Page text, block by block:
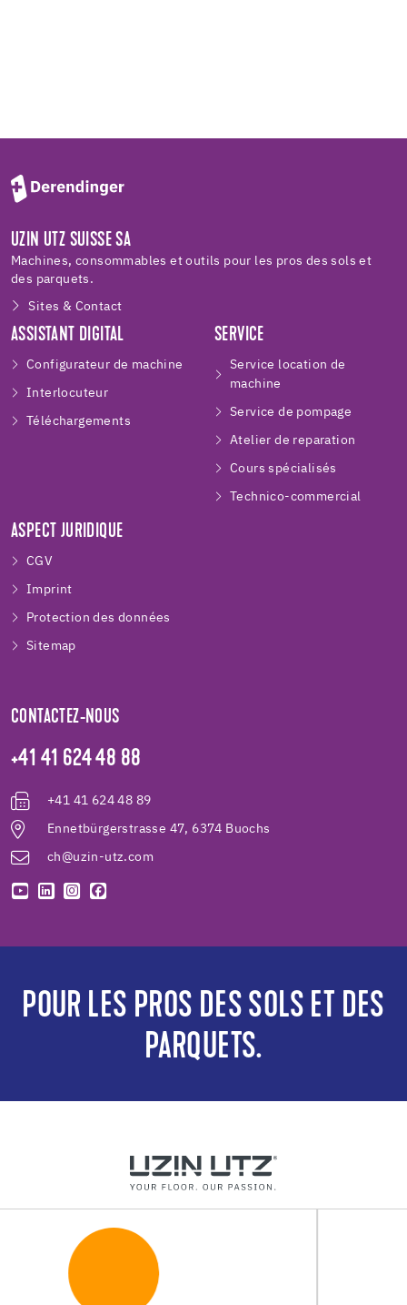
UZIN UTZ SUISSE SA
Machines, consommables et outils pour les pros des sols et
des parquets.
Sites & Contact
ASSISTANT DIGITAL
Configurateur de machine
Interlocuteur
Téléchargements
SERVICE
Service location de
machine
Service de pompage
Atelier de reparation
Cours spécialisés
Technico-commercial
ASPECT JURIDIQUE
CGV
Imprint
Protection des données
Sitemap
CONTACTEZ-NOUS
+41 41 624 48 88
+41 41 624 48 89
Ennetbürgerstrasse 47, 6374 Buochs
ch@uzin-utz.com
POUR LES PROS DES SOLS ET DES
PARQUETS.